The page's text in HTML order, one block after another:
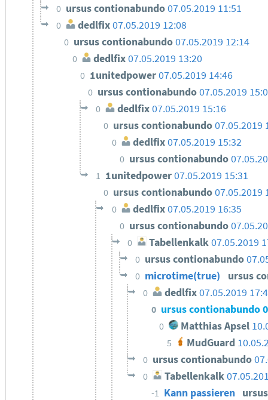
0 ursus contionabundo07.05.2019 11:51
0 dedlfix07.05.2019 12:08
0 ursus contionabundo07.05.2019 12:14
0 dedlfix07.05.2019 13:20
0 1unitedpower07.05.2019 14:46
0 ursus contionabundo07.05.2019
0 dedlfix07.05.2019 15:16
0 ursus contionabundo07.05.2019
0 dedlfix07.05.2019 15:32
0 ursus contionabundo
1 1unitedpower07.05.2019 15:31
0 ursus contionabundo07.05.2019
0 dedlfix07.05.2019 16:35
0 ursus contionabundo
0 Tabellenkalk07.05.2019
0 ursus contionabundo
0 microtime(true) ursus
0 dedlfix07.05.2019
0 ursus contionabundo
0 Matthias Apsel
5 MudGuard
0 ursus contionabundo
0 Tabellenkalk
-1 Kann passieren